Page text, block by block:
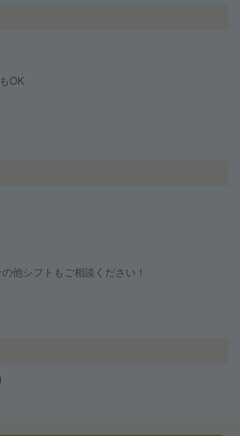
OK
他シフトもご相談ください！